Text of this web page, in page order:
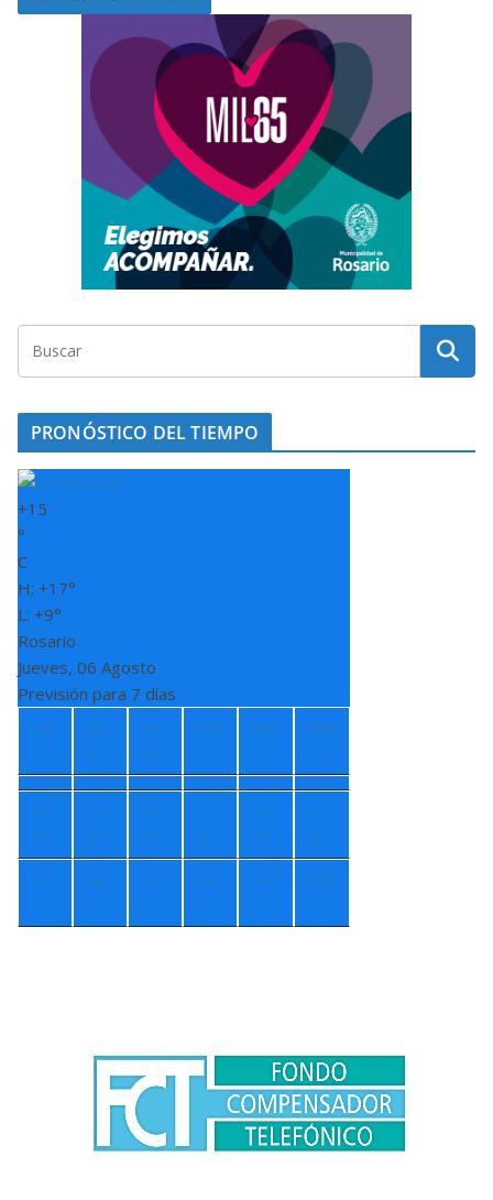
PRONÓSTICO DEL TIEMPO
+15
°
C
H: +17°
L: +9°
Rosario
Jueves, 06 Agosto
Previsión para 7 días
Vie
Sá
b
Do
m
Lun
Ma
r
Mié
+1
4°
+1
4°
+1
5°
+1
3°
+1
4°
+1
3°
+5
°
+6
°
+4
°
+4
°
+4° +6°